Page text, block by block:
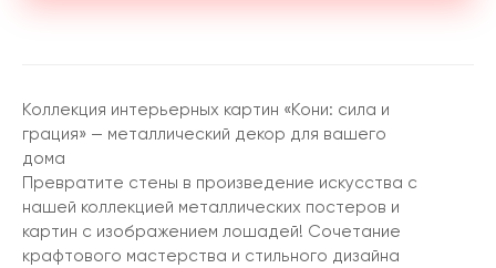
Коллекция интерьерных картин «Кони: сила и
грация» — металлический декор для вашего
дома
Превратите стены в произведение искусства с
нашей коллекцией металлических постеров и
картин с изображением лошадей! Сочетание
крафтового мастерства и стильного дизайна